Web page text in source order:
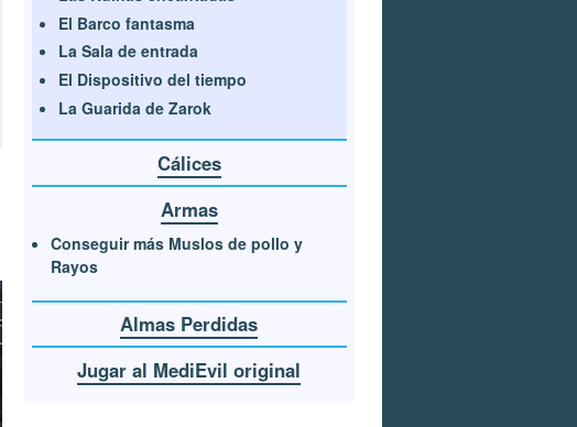
El Barco fantasma
La Sala de entrada
El Dispositivo del tiempo
La Guarida de Zarok
Cálices
Armas
Conseguir más Muslos de pollo y
Rayos
Almas Perdidas
Jugar al MediEvil original